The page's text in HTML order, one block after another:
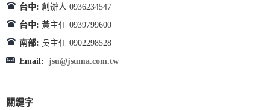
台中: 創辦人 0936234547
台中: 黃主任 0939799600
南部: 吳主任 0902298528
Email: jsu@jsuma.com.tw
關鍵字